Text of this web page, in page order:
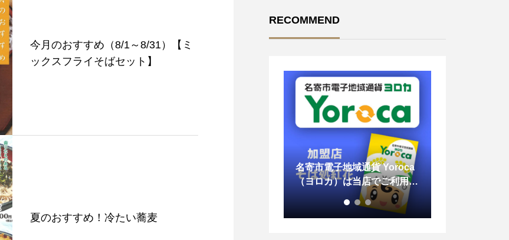
今月のおすすめ（8/1～8/31）【ミ
ックスフライそばセット】
夏のおすすめ！冷たい蕎麦
RECOMMEND
夏のおすすめ！冷たい蕎麦
お持ち帰り（テイクアウト）
メニュー！